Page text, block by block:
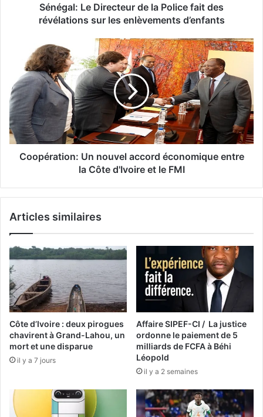
Sénégal: Le Directeur de la Police fait des
révélations sur les enlèvements d’enfants
Coopération: Un nouvel accord économique entre
la Côte d'Ivoire et le FMI
Articles similaires
Côte d’Ivoire : deux pirogues
chavirent à Grand-Lahou, un
mort et une disparue
il y a 7 jours
Affaire SIPEF-CI / La justice
ordonne le paiement de 5
milliards de FCFA à Béhi
Léopold
il y a 2 semaines